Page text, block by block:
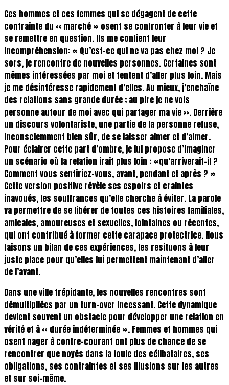
Ces hommes et ces femmes qui se dégagent de cette
contrainte du « marché » osent se confronter à leur vie et
se remettre en question. Ils me confient leur
incompréhension: « Qu’est-ce qui ne va pas chez moi ? Je
sors, je rencontre de nouvelles personnes. Certaines sont
mêmes intéressées par moi et tentent d’aller plus loin. Mais
je me désintéresse rapidement d’elles. Au mieux, j’enchaîne
des relations sans grande durée ; au pire je ne vois
personne autour de moi avec qui partager ma vie ». Derrière
un discours volontariste, une partie de la personne refuse,
inconsciemment bien sûr, de se laisser aimer et d’aimer.
Pour éclairer cette part d’ombre, je lui propose d’imaginer
un scénario où la relation irait plus loin : «qu’arriverait-il ?
Comment vous sentiriez-vous, avant, pendant et après ? »
Cette version positive révèle ses espoirs et craintes
inavoués, les souffrances qu’elle cherche à éviter. La parole
va permettre de se libérer de toutes ces histoires familiales,
amicales, amoureuses et sexuelles, lointaines ou récentes,
qui ont contribué à former cette carapace protectrice. Nous
faisons un bilan de ces expériences, les resituons à leur
juste place pour qu’elles lui permettent maintenant d’aller
de l’avant.
Dans une ville trépidante, les nouvelles rencontres sont
démultipliées par un turn-over incessant. Cette dynamique
devient souvent un obstacle pour développer une relation en
vérité et à « durée indéterminée ». Femmes et hommes qui
osent nager à contre-courant ont plus de chance de se
rencontrer que noyés dans la foule des célibataires, ses
obligations, ses contraintes et ses illusions sur les autres
et sur soi-même.